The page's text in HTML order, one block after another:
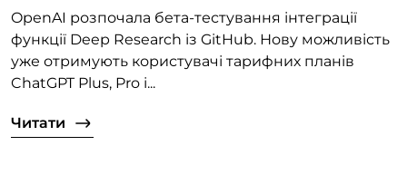
OpenAI розпочала бета-тестування інтеграції
функції Deep Research із GitHub. Нову можливість
уже отримують користувачі тарифних планів
ChatGPT Plus, Pro і...
Читати